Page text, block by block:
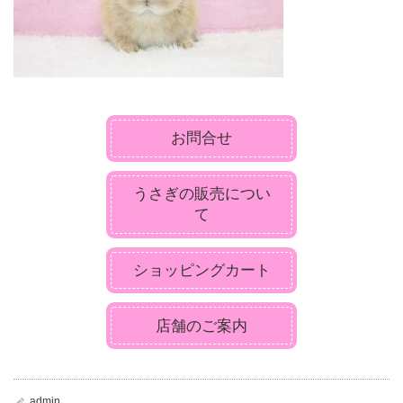
お問合せ
うさぎの販売につい
て
ショッピングカート
店舗のご案内